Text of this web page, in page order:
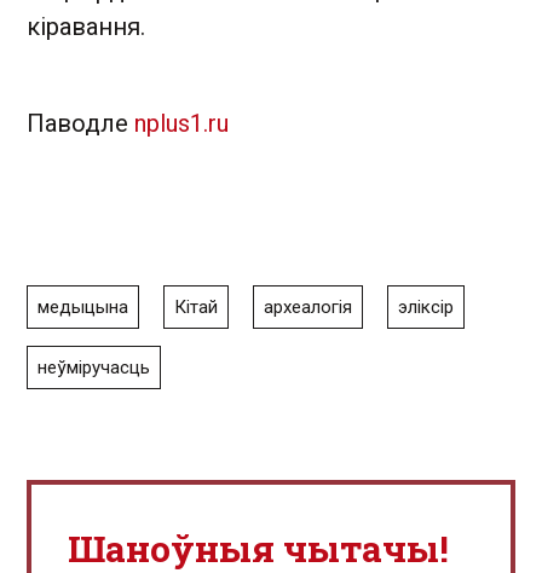
кіравання.
Паводле nplus1.ru
медыцына Кітай археалогія эліксір
неўміручасць
Шаноўныя чытачы!